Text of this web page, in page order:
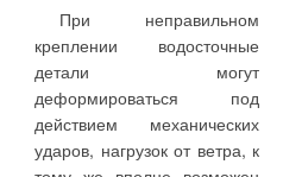
При неправильном
креплении водосточные
детали могут
деформироваться под
действием механических
ударов, нагрузок от ветра, к
Industries KX6) могут иметь
в своем составе канальные
внутренние блоки,
позволяющие
организовывать приточную
вентиляцию, однако расход
воздуха у них невелик и не
применяемых торцовых
уплотнений. Каждый насос
поставляется с рабочим
колесом, обточенным под
рабочую точку для
достижения лучшего КПД.